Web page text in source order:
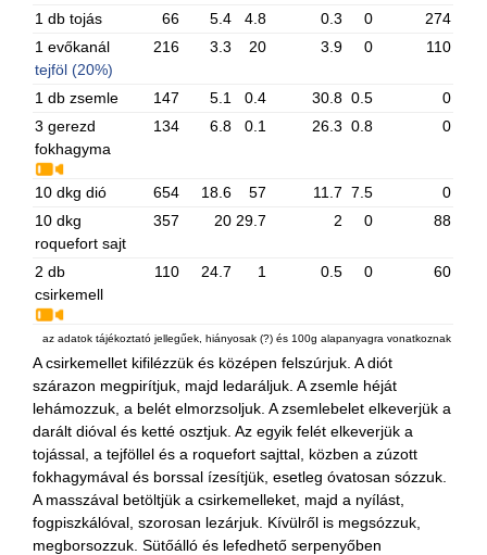
1 db tojás 66 5.4 4.8 0.3 0
274
1 evőkanál
tejföl (20%)
216 3.3 20 3.9 0 110
1 db zsemle 147 5.1 0.4 30.8 0.5
0
3 gerezd
fokhagyma
134 6.8 0.1 26.3 0.8 0
10 dkg dió 654 18.6 57 11.7 7.5
0
10 dkg
roquefort sajt
357 20 29.7 2 0 88
2 db
csirkemell
110 24.7 1 0.5 0 60
az adatok tájékoztató jellegűek, hiányosak (?) és 100g alapanyagra vonatkoznak
A csirkemellet kifilézzük és középen felszúrjuk. A diót
szárazon megpirítjuk, majd ledaráljuk. A zsemle héját
lehámozzuk, a belét elmorzsoljuk. A zsemlebelet elkeverjük a
darált dióval és ketté osztjuk. Az egyik felét elkeverjük a
tojással, a tejföllel és a roquefort sajttal, közben a zúzott
fokhagymával és borssal ízesítjük, esetleg óvatosan sózzuk.
A masszával betöltjük a csirkemelleket, majd a nyílást,
fogpiszkálóval, szorosan lezárjuk. Kívülről is megsózzuk,
megborsozzuk. Sütőálló és lefedhető serpenyőben